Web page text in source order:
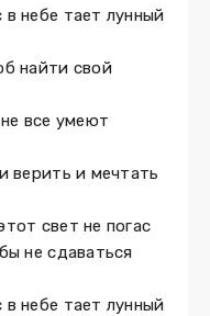
небе тает лунный
найти свой
все умеют
верить и мечтать
свет не погас
не сдаваться
небе тает лунный